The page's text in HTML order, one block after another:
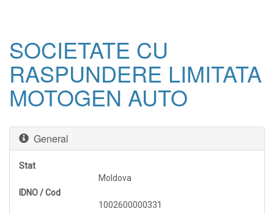
SOCIETATE CU
RASPUNDERE LIMITATA
MOTOGEN AUTO
General
Stat
Moldova
IDNO / Cod
1002600000331